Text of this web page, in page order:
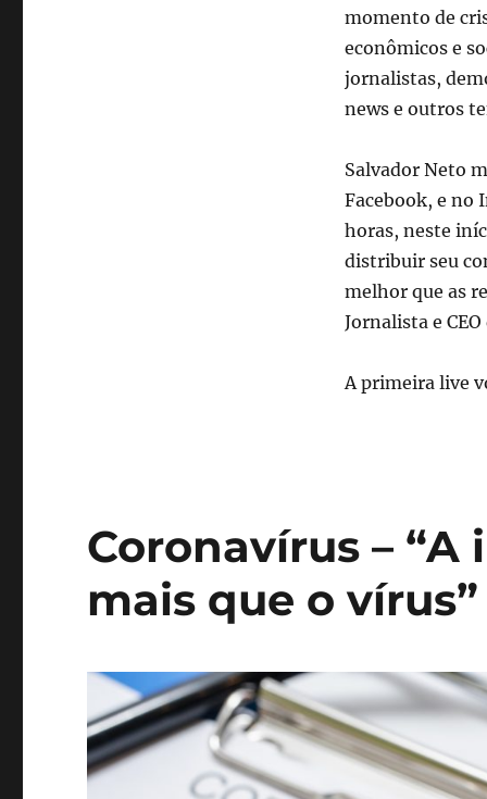
momento de
econômicos e
jornalistas,
news e outros
Salvador Neto
Facebook, e no
horas, neste
distribuir seu
melhor que as
Jornalista e
A primeira live
Coronavírus –
mais que o vírus”